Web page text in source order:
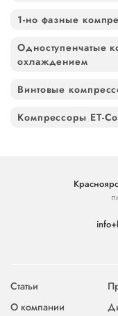
1-но фазные
Одноступенчатые
охлаждением
Винтовые
Компрессоры ET-
Статьи
О компании